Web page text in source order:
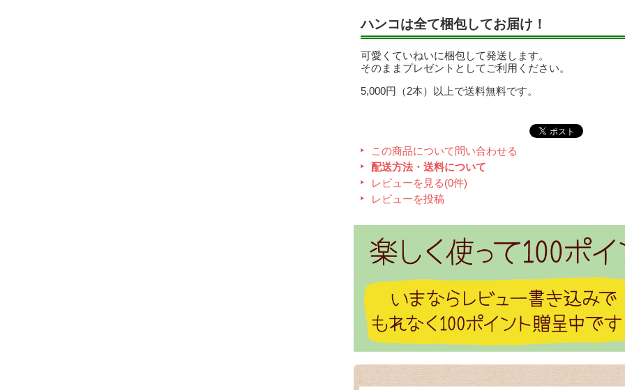
ハンコは全て梱包してお届け！
可愛くていねいに梱包して発送します。
そのままプレゼントとしてご利用ください。
5,000円（2本）以上で送料無料です。
この商品について問い合わせる
配送方法・送料について
レビューを見る(0件)
レビューを投稿